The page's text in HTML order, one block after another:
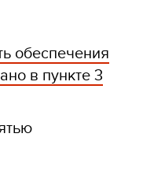
обеспечения
в пункте 3